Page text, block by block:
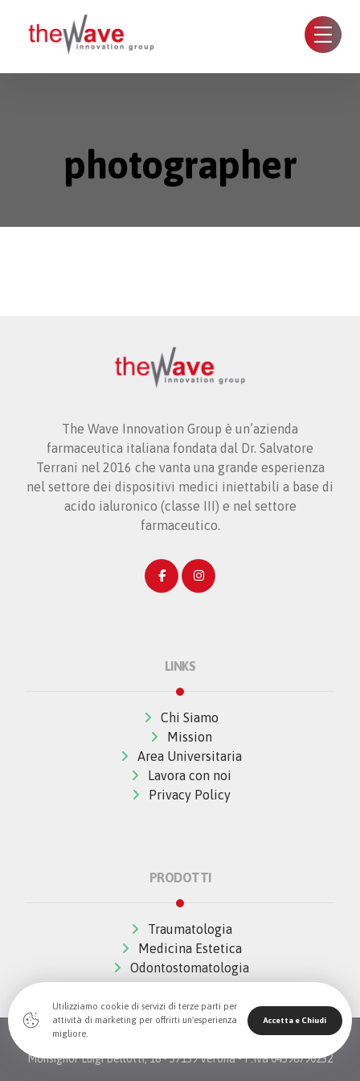
photographer
The Wave Innovation Group è un’azienda
farmaceutica italiana fondata dal Dr. Salvatore
Terrani nel 2016 che vanta una grande esperienza
nel settore dei dispositivi medici iniettabili a base di
acido ialuronico (classe III) e nel settore
farmaceutico.
LINKS
Chi Siamo
Mission
Area Universitaria
Lavora con noi
Privacy Policy
PRODOTTI
Traumatologia
Medicina Estetica
Odontostomatologia
© Copywrite 2026 All Rights Reserved The Wave Innovation -
Monsignor Luigi Bellotti, 16 - 37139 Verona - P.Iva 04396790232
Utilizziamo cookie di servizi di terze parti per
attività di marketing per offrirti un'esperienza
migliore.
Accetta e Chiudi